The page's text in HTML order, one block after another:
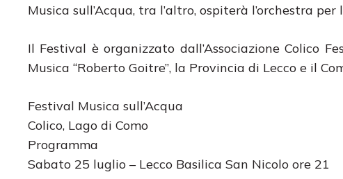
Musica sull’Acqua, tra l’altro, ospiterà l’orchestra
Il Festival è organizzato dall’Associazione Colico
Musica “Roberto Goitre”, la Provincia di Lecco e il
Festival Musica sull’Acqua
Colico, Lago di Como
Programma
Sabato 25 luglio – Lecco Basilica San Nicolo ore 21